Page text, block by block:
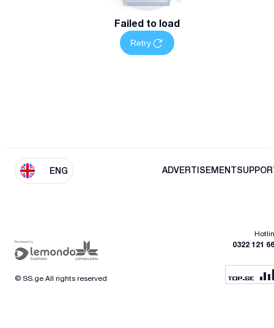
Failed to load
Retry
ENG ADVERTISEMENT
0322 121
© SS.ge All rights reserved